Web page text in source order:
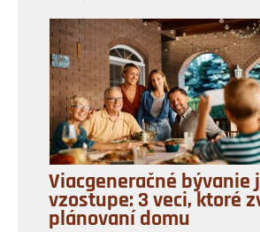
Viacgeneračné bývanie
vzostupe: 3 veci, ktoré
plánovaní domu